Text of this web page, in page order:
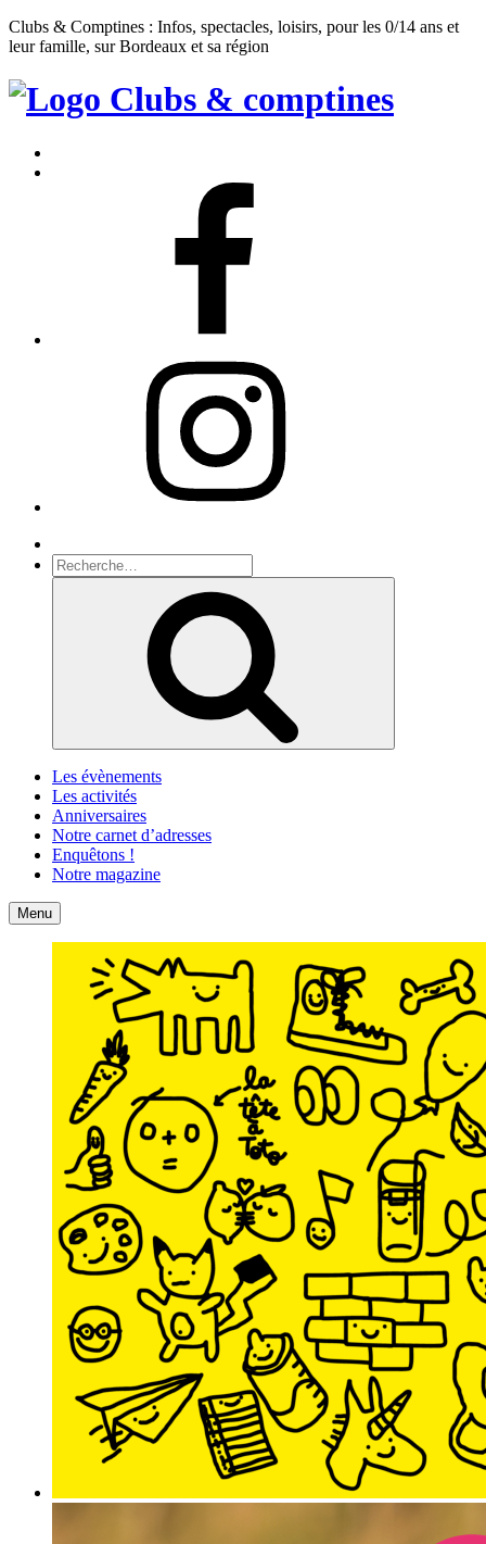
Clubs & Comptines : Infos, spectacles, loisirs, pour les 0/14 ans et
leur famille, sur Bordeaux et sa région
Clubs
Comptines
Recherche
pour
Les évènements
Les activités
Anniversaires
Notre carnet d’adresses
Enquêtons !
Notre magazine
Accueil
Menu Contact